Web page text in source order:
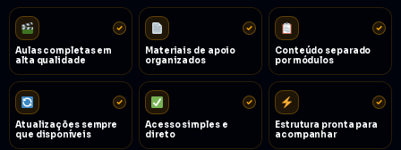
Aulas completas em
alta qualidade
Materiais de apoio
organizados
Conteúdo separado
por módulos
Atualizações sempre
que disponíveis
Acesso simples e
direto
Estrutura pronta para
acompanhar